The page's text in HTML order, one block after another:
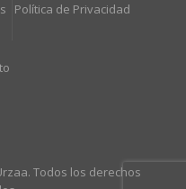
Política de Privacidad
Todos los derechos